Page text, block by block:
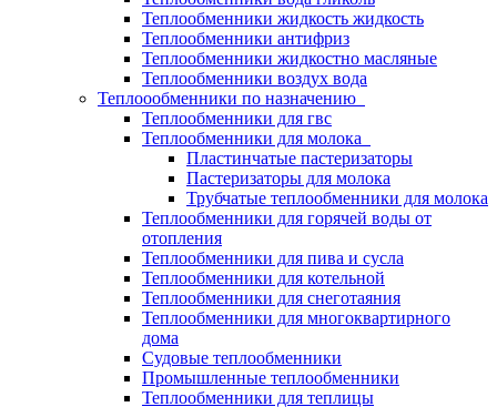
Теплообменники жидкость жидкость
Теплообменники антифриз
Теплообменники жидкостно масляные
Теплообменники воздух вода
Теплоообменники по назначению
Теплообменники для гвс
Теплообменники для молока
Пластинчатые пастеризаторы
Пастеризаторы для молока
Трубчатые теплообменники для молока
Теплообменники для горячей воды от
отопления
Теплообменники для пива и сусла
Теплообменники для котельной
Теплообменники для снеготаяния
Теплообменники для многоквартирного
дома
Судовые теплообменники
Промышленные теплообменники
Теплообменники для теплицы